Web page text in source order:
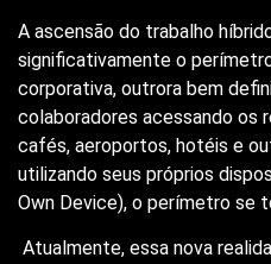
A ascensão do trabalho
significativamente o
corporativa, outrora bem
colaboradores acessando os
cafés, aeroportos, hotéis e
utilizando seus próprios
Own Device), o perímetro se
Atualmente, essa nova